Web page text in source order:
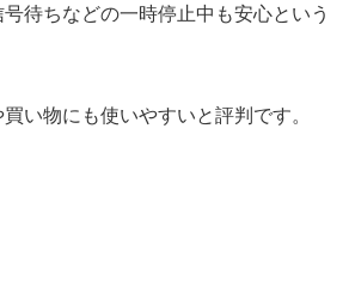
待ちなどの一時停止中も安心という
い物にも使いやすいと評判です。